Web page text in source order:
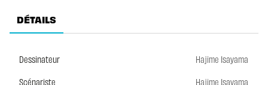
DÉTAILS
Dessinateur
Hajime Isayama
Scénariste
Hajime Isayama